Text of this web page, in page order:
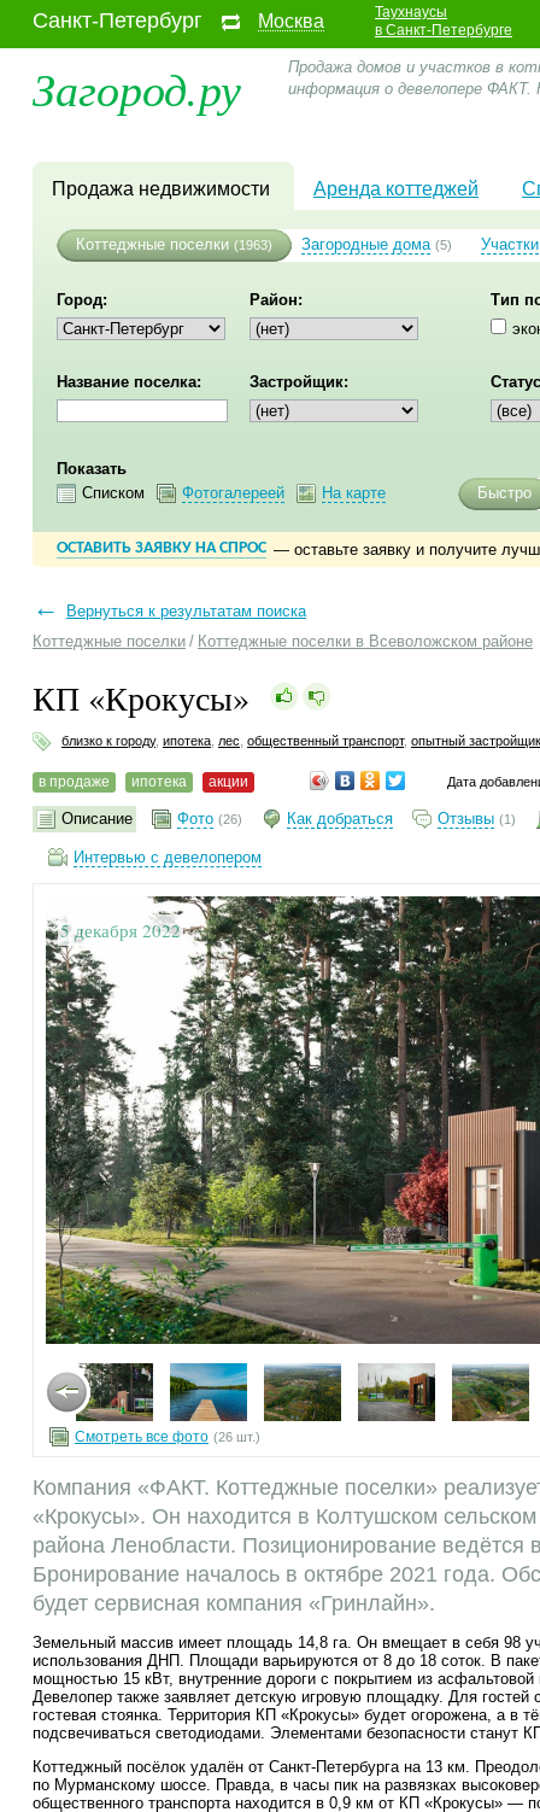
Санкт-Петербург Москва
Таухнаусы
в Санкт-Петербурге
Загород.ру
Продажа домов и участков в
информация о девелопере
Продажа недвижимости Аренда коттеджей
Коттеджные поселки (1963) Загородные дома (5) Участки
Город: Район:
Тип
Название поселка: Застройщик:
Показать
Списком
Фотогалереей На карте Быстро
ОСТАВИТЬ ЗАЯВКУ НА СПРОС — оставьте заявку и получите
←
Вернуться к результатам поиска
Коттеджные поселки / Коттеджные поселки в Всеволожском районе
КП «Крокусы»
близко к городу, ипотека лес общественный транспорт, опытный застройщик
в продаже ипотека акции Дата
Описание Фото (26) Как добраться Отзывы (1)
Интервью с девелопером
5 декабря 2022
Смотреть все фото (26 шт.)
Компания «ФАКТ. Коттеджные поселки»
«Крокусы». Он находится в Колтушском
района Ленобласти. Позиционирование ведётся
Бронирование началось в октябре 2021 года.
будет сервисная компания «Гринлайн».
Земельный массив имеет площадь 14,8 га. Он вмещает в себя 98
использования ДНП. Площади варьируются от 8 до 18 соток. В
мощностью 15 кВт, внутренние дороги с покрытием из
Девелопер также заявляет детскую игровую площадку. Для гостей
гостевая стоянка. Территория КП «Крокусы» будет огорожена, а в
подсвечиваться светодиодами. Элементами безопасности станут
Коттеджный посёлок удалён от Санкт-Петербургана 13 км.
по Мурманскому шоссе. Правда, в часы пик на развязках
общественного транспорта находится в 0,9 км от КП «Крокусы» —